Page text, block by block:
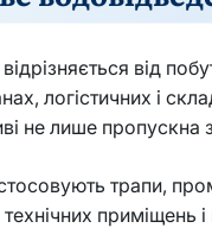
від
логістичних і
лише пропускна
трапи,
приміщень